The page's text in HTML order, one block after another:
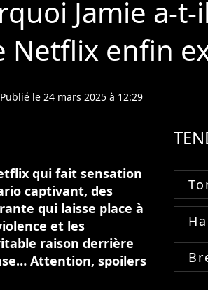
Jamie a-t-
Netflix enfin
Publié le 24 mars 2025 à 12:29
qui fait sensation
captivant, des
qui laisse place à
et les
raison derrière
Attention, spoilers